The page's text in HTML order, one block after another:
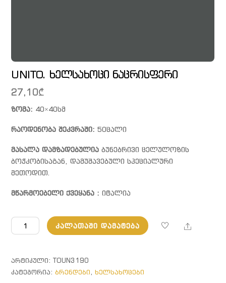
UNITO. ხელსახოცი ნაცრისფერი
27,10₾
ზომა: 40×40სმ
რაოდენობა შეკვრაში: 50ცალი
მასალა დამზადებულია ბუნებრივი ცელულოზის
ბოჭკობისაგან, დამუშავებული სპეციალური
მეთოდით.
მწარმოებელი ქვეყანა : იტალია
რაოდენობა:
UNITO.
ნაცრისფერი
ᲙᲐᲚᲐᲗᲐᲨᲘ ᲓᲐᲛᲐᲢᲔᲑᲐ Share
ᲐᲠᲢᲘᲙᲣᲚᲘ:TOUN3190
ᲙᲐᲢᲔᲒᲝᲠᲘᲐ:ბრენდები,ხელსახოცები